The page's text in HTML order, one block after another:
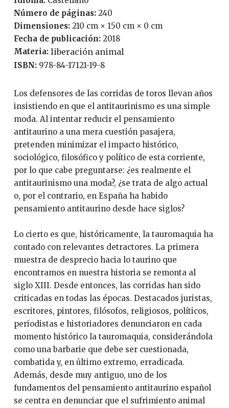
Número de páginas:
240
Dimensiones: 210 cm × 150 cm × 0 cm
Fecha de publicación:
2018
Materia: liberación animal
ISBN: 978-84-17121-19-8
Los defensores de las corridas de toros llevan años
insistiendo en que el antitaurinismo es una simple
moda. Al intentar reducir el pensamiento
antitaurino a una mera cuestión pasajera,
pretenden minimizar el impacto histórico,
sociológico, filosófico y político de esta corriente,
por lo que cabe preguntarse: ¿es realmente el
antitaurinismo una moda?, ¿se trata de algo actual
o, por el contrario, en España ha habido
pensamiento antitaurino desde hace siglos?
Lo cierto es que, históricamente, la tauromaquia ha
contado con relevantes detractores. La primera
muestra de desprecio hacia lo taurino que
encontramos en nuestra historia se remonta al
siglo XIII. Desde entonces, las corridas han sido
criticadas en todas las épocas. Destacados juristas,
escritores, pintores, filósofos, religiosos, políticos,
periodistas e historiadores denunciaron en cada
momento histórico la tauromaquia, considerándola
como una barbarie que debe ser cuestionada,
combatida y, en último extremo, erradicada.
Además, desde muy antiguo, uno de los
fundamentos del pensamiento antitaurino español
se centra en denunciar que el sufrimiento animal